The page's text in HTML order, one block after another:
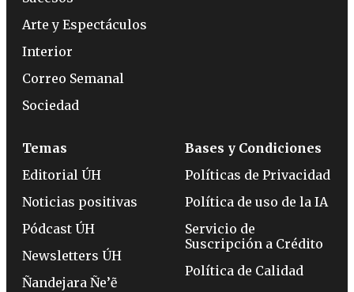
Arte y Espectáculos
Interior
Correo Semanal
Sociedad
Temas
Editorial ÚH
Noticias positivas
Pódcast ÚH
Newsletters ÚH
Ñandejara Ñe’ẽ
Bases y Condiciones
Políticas de Privacidad
Política de uso de la IA
Servicio de
Suscripción a Crédito
Política de Calidad